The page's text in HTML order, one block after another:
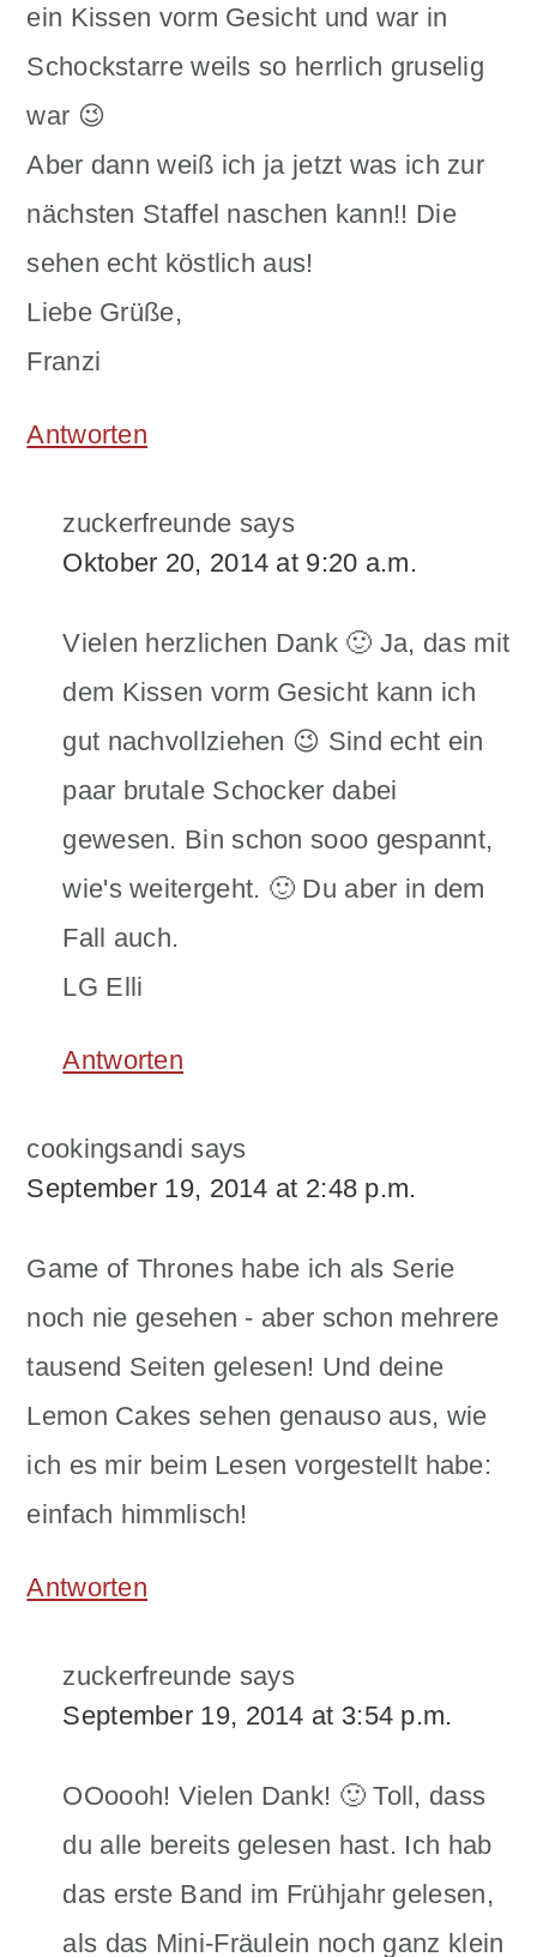
ein Kissen vorm Gesicht und war in
Schockstarre weils so herrlich gruselig
war 😉
Aber dann weiß ich ja jetzt was ich zur
nächsten Staffel naschen kann!! Die
sehen echt köstlich aus!
Liebe Grüße,
Franzi
Antworten
zuckerfreunde says
Oktober 20, 2014 at 9:20 a.m.
Vielen herzlichen Dank 🙂 Ja, das mit
dem Kissen vorm Gesicht kann ich
gut nachvollziehen 😉 Sind echt ein
paar brutale Schocker dabei
gewesen. Bin schon sooo gespannt,
wie's weitergeht. 🙂 Du aber in dem
Fall auch.
LG Elli
Antworten
cookingsandi says
September 19, 2014 at 2:48 p.m.
Game of Thrones habe ich als Serie
noch nie gesehen - aber schon mehrere
tausend Seiten gelesen! Und deine
Lemon Cakes sehen genauso aus, wie
ich es mir beim Lesen vorgestellt habe:
einfach himmlisch!
Antworten
zuckerfreunde says
September 19, 2014 at 3:54 p.m.
OOoooh! Vielen Dank! 🙂 Toll, dass
du alle bereits gelesen hast. Ich hab
das erste Band im Frühjahr gelesen,
als das Mini-Fräulein noch ganz klein